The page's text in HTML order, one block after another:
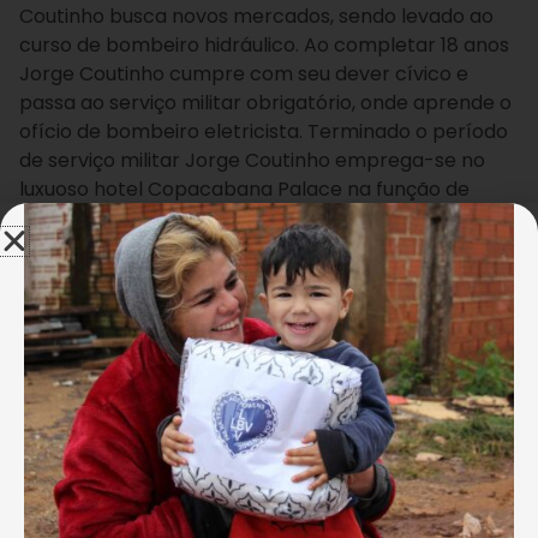
Coutinho busca novos mercados, sendo levado ao
curso de bombeiro hidráulico. Ao completar 18 anos
Jorge Coutinho cumpre com seu dever cívico e
passa ao serviço militar obrigatório, onde aprende o
ofício de bombeiro eletricista. Terminado o período
de serviço militar Jorge Coutinho emprega-se no
luxuoso hotel Copacabana Palace na função de
bombeiro hidráulico. É lá que ao assistir aos ensaios
das grandes companhias artísticas Jorge Coutinho
descobre uma nova paixão e a profissão que
realmente desejava seguir. Sempre obstinado Jorge
Coutinho se matricula no Conservatório e no curso
do Teatro Tablado. Em 1958 faz seu primeiro
trabalho como ator na peça teatral “Do mundo
nada se leva” ao lado de nomes já consagrados da
dramaturgia brasileira. Ainda no ano de 1960 Jorge
Coutinho participado do Centro Popular de Cultura
da União Nacional dos Estudantes – CPC/UNE iniciou